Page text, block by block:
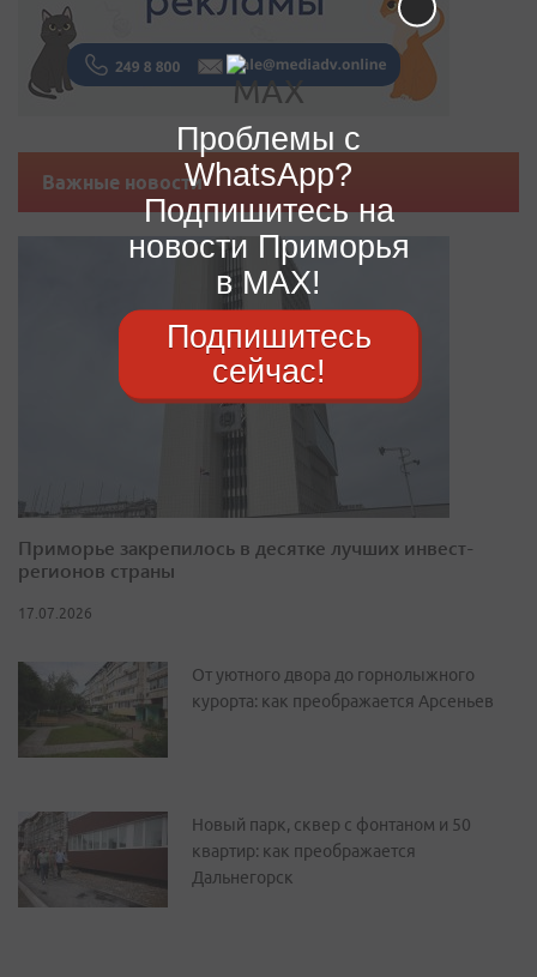
Важные новости
Приморье закрепилось в десятке лучших инвест-
регионов страны
17.07.2026
От уютного двора до горнолыжного
курорта: как преображается Арсеньев
Новый парк, сквер с фонтаном и 50
квартир: как преображается
Дальнегорск
Проблемы с
WhatsApp?
Подпишитесь на
новости Приморья
в MAX!
Подпишитесь
сейчас!